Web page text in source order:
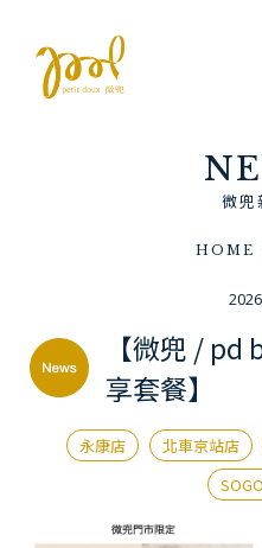
微
微
微兜
HOME
【微兜 /
享套餐】
永康店 北車京站店